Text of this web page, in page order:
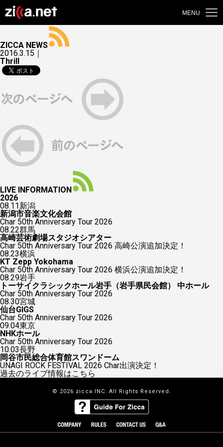
MENU
ZICCA NEWS
2016.3.15｜
Thrill
LIVE INFORMATION
2026
08.11新潟
新潟市音楽文化会館
Char 50th Anniversary Tour 2026
08.22群馬
高崎芸術劇場スタジオシアター
Char 50th Anniversary Tour 2026 高崎公演追加決定！
08.23横浜
KT Zepp Yokohama
Char 50th Anniversary Tour 2026 横浜公演追加決定！
08.29岩手
トーサイクラシックホール岩手（岩手県民会館） 中ホール
Char 50th Anniversary Tour 2026
08.30宮城
仙台GIGS
Char 50th Anniversary Tour 2026
09.04東京
NHKホール
Char 50th Anniversary Tour 2026
10.03長野
岡谷市民総合体育館スワンドーム
UNAGI ROCK FESTIVAL 2026 Char出演決定！
過去のライブ情報はこちら
© 2026 zicca.INC. All Rights Reserved.